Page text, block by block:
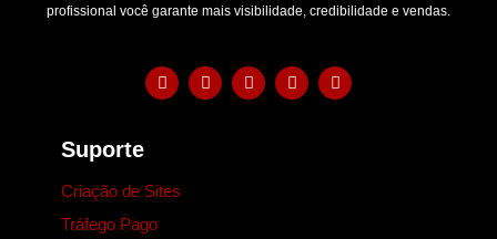
profissional você garante mais visibilidade, credibilidade e vendas.
Suporte
Criação de Sites
Tráfego Pago